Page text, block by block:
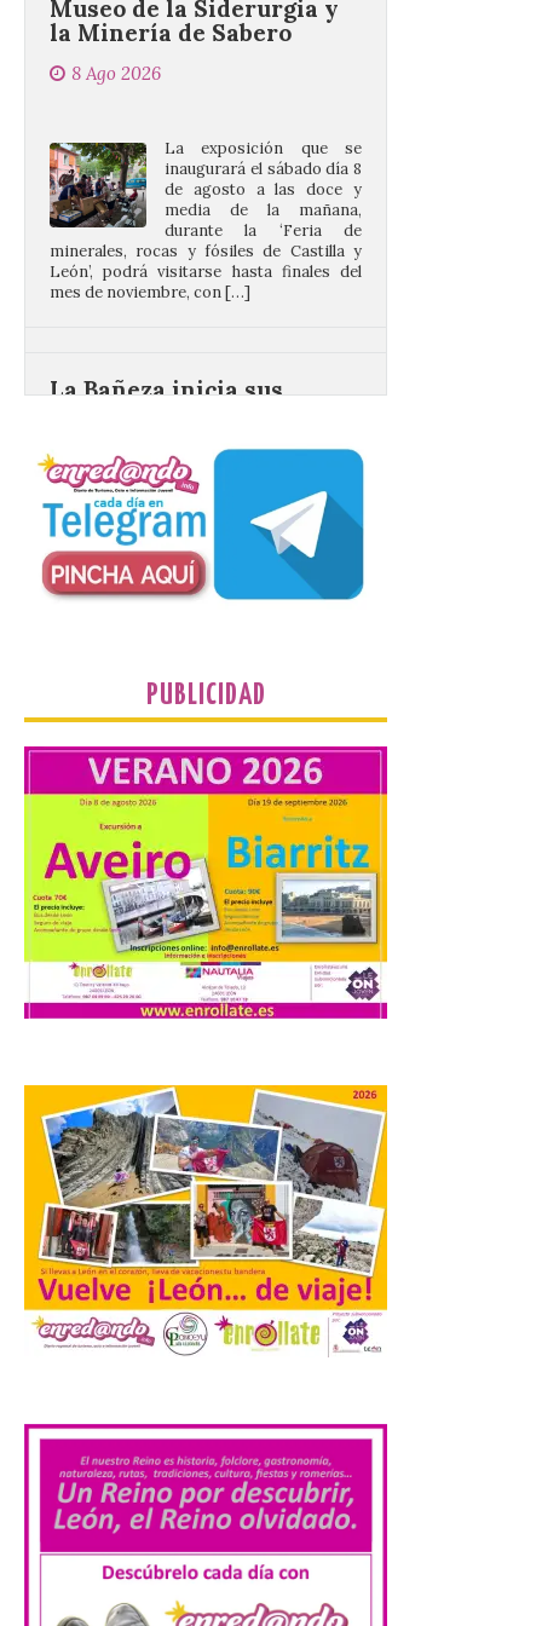
8 Ago 2026
media de la mañana,
durante la ‘Feria de
minerales, rocas y fósiles de Castilla y
León’, podrá visitarse hasta finales del
mes de noviembre, con […]
Matilla
El Ayuntamiento de La
Bañeza designa a Arturo
Martínez Matilla como
pregonero de las Fiestas
2026. Tendrá lugar este
La I Feria de la Cerveza
Artesana de Astorga
arranca con una gran
acogida del público
8 Ago 2026
La inauguración contó
con la presencia del
alcalde de Astorga, José
Luis Nieto, que se acercó
Cancillo Carro. Astorga, 8 de agosto de
2026. — La I Feria de […]
El Jamón de bellota 100 %
ibérico «Guillén» de
Guijuelo ha sido el
ganador al mejor jamón de
bellota ibérico
8 Ago 2026
Agricultura, Pesca y
Alimentación concede el
premio Alimentos de
España a los mejores
jamones 2026. Jamón Serrano 24 – Monte
Nevado recibe el premio al mejor jamón
serrano u otras figuras de calidad
reconocidas. Se han presentado […]
PUBLICIDAD